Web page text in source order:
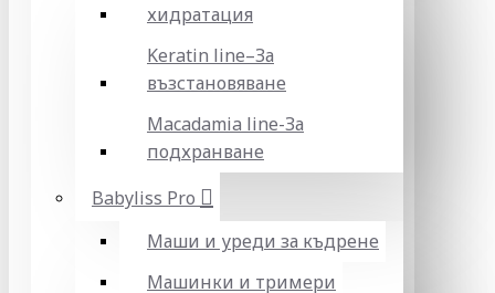
хидратация
Keratin line–За
възстановяване
Macadamia line-За
подхранване
Babyliss Pro
Маши и уреди за къдрене
Машинки и тримери